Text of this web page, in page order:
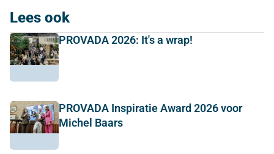
Lees ook
PROVADA 2026: It's a wrap!
PROVADA Inspiratie Award 2026 voor
Michel Baars